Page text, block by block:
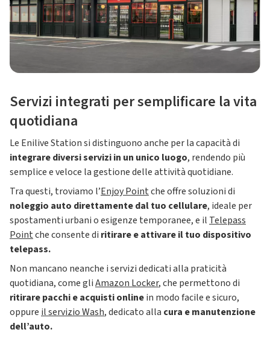
Servizi integrati per semplificare la vita
quotidiana
Le Enilive Station si distinguono anche per la capacità di
integrare diversi servizi in un unico luogo, rendendo più
semplice e veloce la gestione delle attività quotidiane.
Tra questi, troviamo l’Enjoy Pointche offre soluzioni di
noleggio auto direttamente dal tuo cellulare, ideale per
spostamenti urbani o esigenze temporanee, e il Telepass
Pointche consente di ritirare e attivare il tuo dispositivo
telepass.
Non mancano neanche i servizi dedicati alla praticità
quotidiana, come gliAmazon Locker, che permettono di
ritirare pacchi e acquisti onlinein modo facile e sicuro,
oppure il servizio Wash, dedicato alla cura e manutenzione
dell’auto.